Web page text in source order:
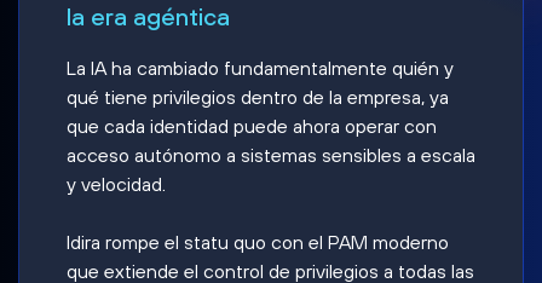
la era agéntica
La IA ha cambiado fundamentalmente quién y
qué tiene privilegios dentro de la empresa, ya
que cada identidad puede ahora operar con
acceso autónomo a sistemas sensibles a escala
y velocidad.
Idira rompe el statu quo con el PAM moderno
que extiende el control de privilegios a todas las